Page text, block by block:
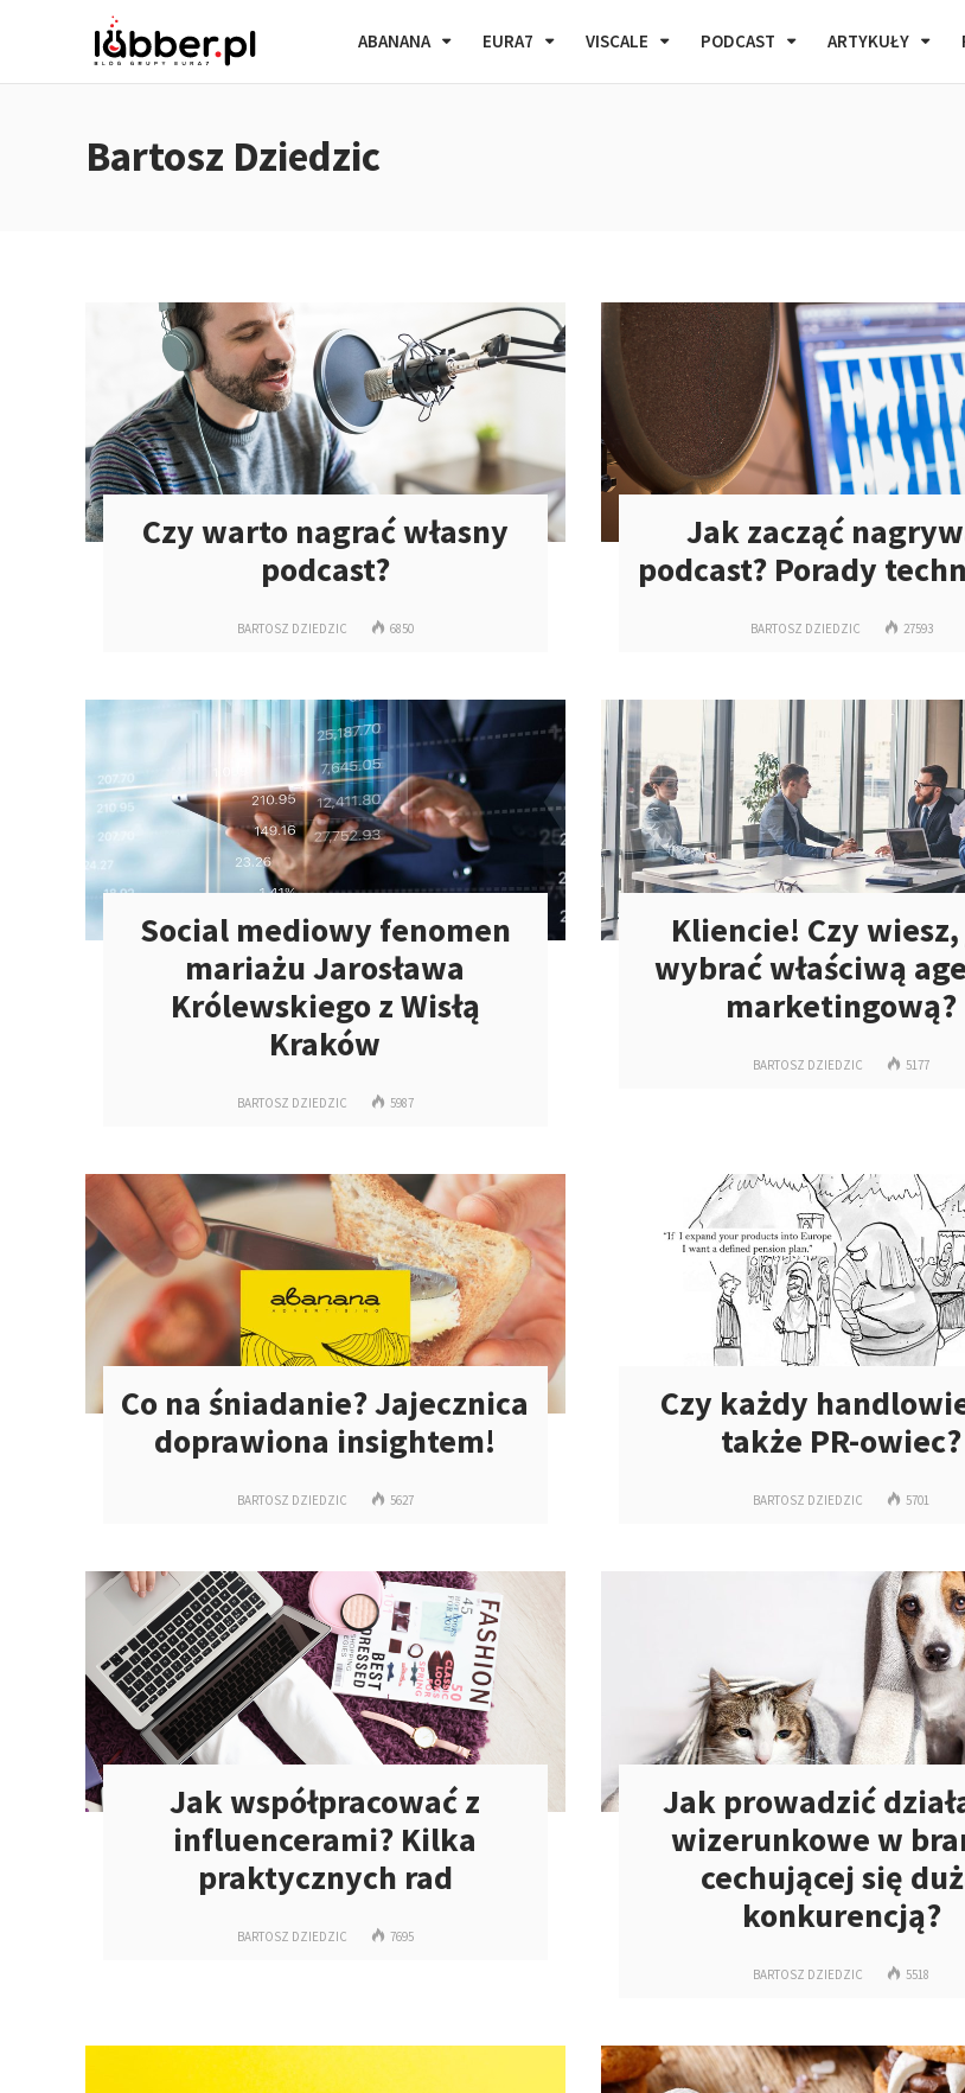
ABANANA EURA7 VISCALE PODCAST ARTYKUŁY
Bartosz Dziedzic
Czy warto nagrać własny
podcast?
BARTOSZ DZIEDZIC 6850
Jak zacząć
podcast? Porady
BARTOSZ DZIEDZIC 27593
Social mediowy fenomen
mariażu Jarosława
Królewskiego z Wisłą
Kraków
BARTOSZ DZIEDZIC 5987
Kliencie! Czy
wybrać właściwą
marketingową?
BARTOSZ DZIEDZIC 5177
Co na śniadanie? Jajecznica
doprawiona insightem!
BARTOSZ DZIEDZIC 5627
Czy każdy
także PR-owiec?
BARTOSZ DZIEDZIC 5701
Jak współpracować z
influencerami? Kilka
praktycznych rad
BARTOSZ DZIEDZIC 7695
Jak prowadzić
wizerunkowe w
cechującej się
konkurencją?
BARTOSZ DZIEDZIC 5518